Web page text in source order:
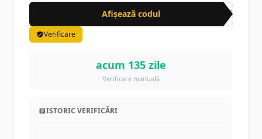
Afișează codul AFF
Verificare
acum 135 zile
Verificare manuală
ISTORIC VERIFICĂRI